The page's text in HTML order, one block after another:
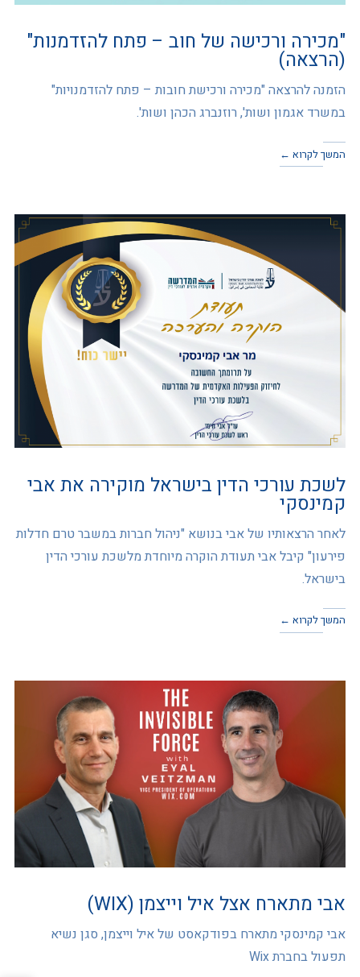
"מכירה ורכישה של חוב – פתח להזדמנות"
(הרצאה)
הזמנה להרצאה "מכירה ורכישת חובות – פתח להזדמנויות"
במשרד אגמון ושות', רוזנברג הכהן ושות'.
המשך לקרוא ←
לשכת עורכי הדין בישראל מוקירה את אבי
קמינסקי
לאחר הרצאותיו של אבי בנושא "ניהול חברות במשבר טרם חדלות
פירעון" קיבל אבי תעודת הוקרה מיוחדת מלשכת עורכי הדין
בישראל.
המשך לקרוא ←
אבי מתארח אצל איל וייצמן (WIX)
אבי קמינסקי מתארח בפודקאסט של איל וייצמן, סגן נשיא
תפעול בחברת Wix